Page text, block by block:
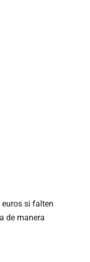
euros si falten
de manera